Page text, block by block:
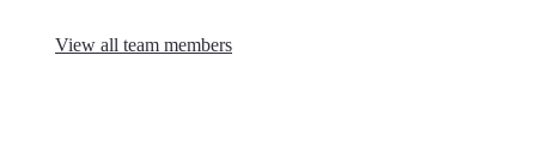
View all team members